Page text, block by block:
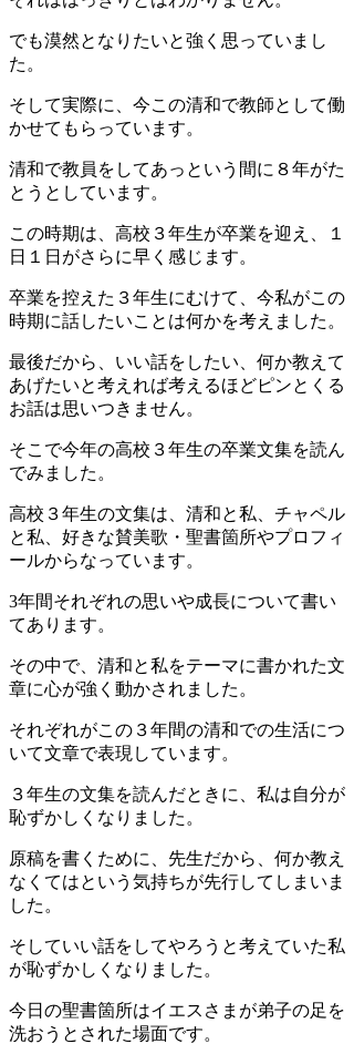
でも漠然となりたいと強く思っていまし
た。
そして実際に、今この清和で教師として働
かせてもらっています。
清和で教員をしてあっという間に８年がた
とうとしています。
この時期は、高校３年生が卒業を迎え、１
日１日がさらに早く感じます。
卒業を控えた３年生にむけて、今私がこの
時期に話したいことは何かを考えました。
最後だから、いい話をしたい、何か教えて
あげたいと考えれば考えるほどピンとくる
お話は思いつきません。
そこで今年の高校３年生の卒業文集を読ん
でみました。
高校３年生の文集は、清和と私、チャペル
と私、好きな賛美歌・聖書箇所やプロフィ
ールからなっています。
3年間それぞれの思いや成長について書い
てあります。
その中で、清和と私をテーマに書かれた文
章に心が強く動かされました。
それぞれがこの３年間の清和での生活につ
いて文章で表現しています。
３年生の文集を読んだときに、私は自分が
恥ずかしくなりました。
原稿を書くために、先生だから、何か教え
なくてはという気持ちが先行してしまいま
した。
そしていい話をしてやろうと考えていた私
が恥ずかしくなりました。
今日の聖書箇所はイエスさまが弟子の足を
洗おうとされた場面です。